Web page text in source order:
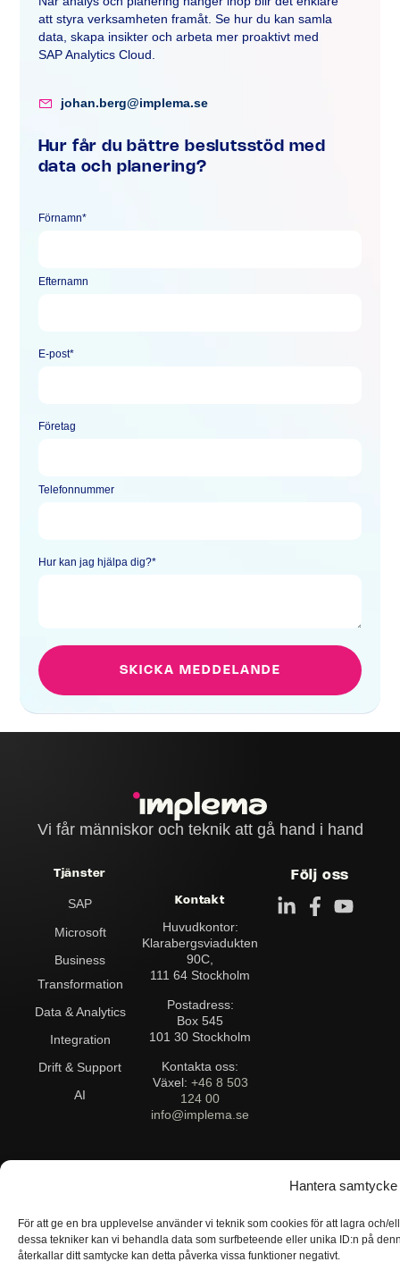
Hantera samtycke
För att ge en bra upplevelse använder vi teknik som cookies för att lagra och/
dessa tekniker kan vi behandla data som surfbeteende eller unika ID:n på
återkallar ditt samtycke kan detta påverka vissa funktioner negativt.
att styra verksamheten framåt. Se hur du kan samla
data, skapa insikter och arbeta mer proaktivt med
SAP Analytics Cloud.
johan.berg@implema.se
Hur får du bättre beslutsstöd med
data och planering?
Förnamn*
Efternamn
E-post*
Företag
Telefonnummer
Hur kan jag hjälpa dig?*
Vi får människor och teknik att gå hand i hand
Tjänster
SAP
Microsoft
Business
Transformation
Data & Analytics
Integration
Drift & Support
AI
Kontakt
Huvudkontor:
Klarabergs­viadukten
90C,
111 64 Stockholm
Postadress:
Box 545
101 30 Stockholm
Kontakta oss:
Växel: +46 8 503
124 00
info@implema.se
Följ oss
Ansvarsfriskrivning